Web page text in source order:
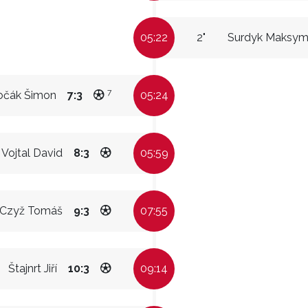
05:22 Surdyk
2"
Šimon 7:3 7 05:24
Vojtal David 8:3 05:59
Czyž Tomáš 9:3 07:55
Štajnrt Jiří 10:3 09:14